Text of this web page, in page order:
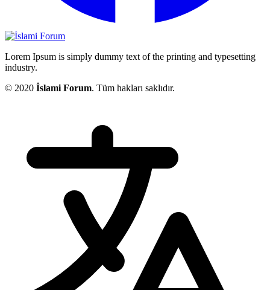
Lorem Ipsum is simply dummy text of the printing and typesetting
industry.
© 2020 İslami Forum. Tüm hakları saklıdır.